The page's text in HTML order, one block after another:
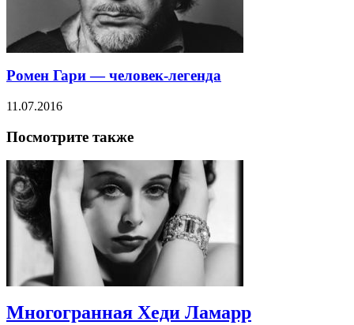
Ромен Гари — человек-легенда
11.07.2016
Посмотрите также
Многогранная Хеди Ламарр